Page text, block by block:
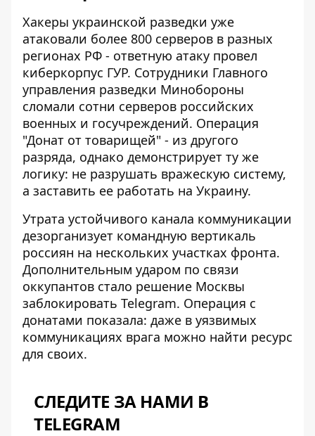
Хакеры украинской разведки уже
атаковали более 800 серверов в разных
регионах РФ - ответную атаку провел
киберкорпус ГУР. Сотрудники Главного
управления разведки Минобороны
сломали сотни серверов российских
военных и госучреждений. Операция
"Донат от товарищей" - из другого
разряда, однако демонстрирует ту же
логику: не разрушать вражескую систему,
а заставить ее работать на Украину.
Утрата устойчивого канала коммуникации
дезорганизует командную вертикаль
россиян на нескольких участках фронта.
Дополнительным ударом по связи
оккупантов стало решение Москвы
заблокировать Telegram. Операция с
донатами показала: даже в уязвимых
коммуникациях врага можно найти ресурс
для своих.
СЛЕДИТЕ ЗА НАМИ В
TELEGRAM